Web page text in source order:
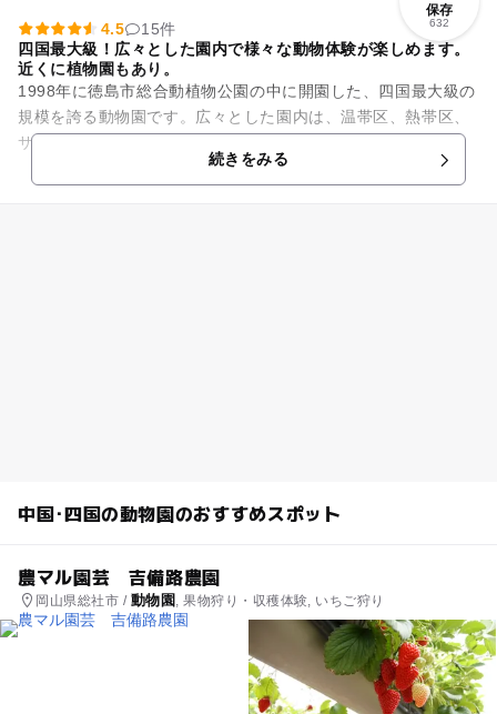
保存
632
4.5
15件
四国最大級！広々とした園内で様々な動物体験が楽しめます。
近くに植物園もあり。
1998年に徳島市総合動植物公園の中に開園した、四国最大級の
規模を誇る動物園です。広々とした園内は、温帯区、熱帯区、
サバンナ区、寒帯区、こども動物園の5つのエリアが設けら
れ、各地域に暮す動物を分...続きをみる
中国･四国の動物園のおすすめスポット
農マル園芸 吉備路農園
岡山県総社市 / 動物園 , 果物狩り・収穫体験, いちご狩り